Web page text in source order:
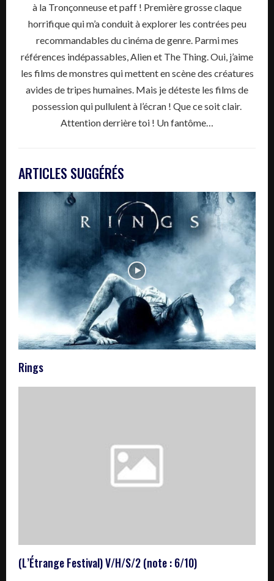
à la Tronçonneuse et paff ! Première grosse claque
horrifique qui m’a conduit à explorer les contrées peu
recommandables du cinéma de genre. Parmi mes
références indépassables, Alien et The Thing. Oui, j’aime
les films de monstres qui mettent en scène des créatures
avides de tripes humaines. Mais je déteste les films de
possession qui pullulent à l’écran ! Que ce soit clair.
Attention derrière toi ! Un fantôme…
ARTICLES SUGGÉRÉS
Rings
(L’Étrange Festival) V/H/S/2 (note : 6/10)